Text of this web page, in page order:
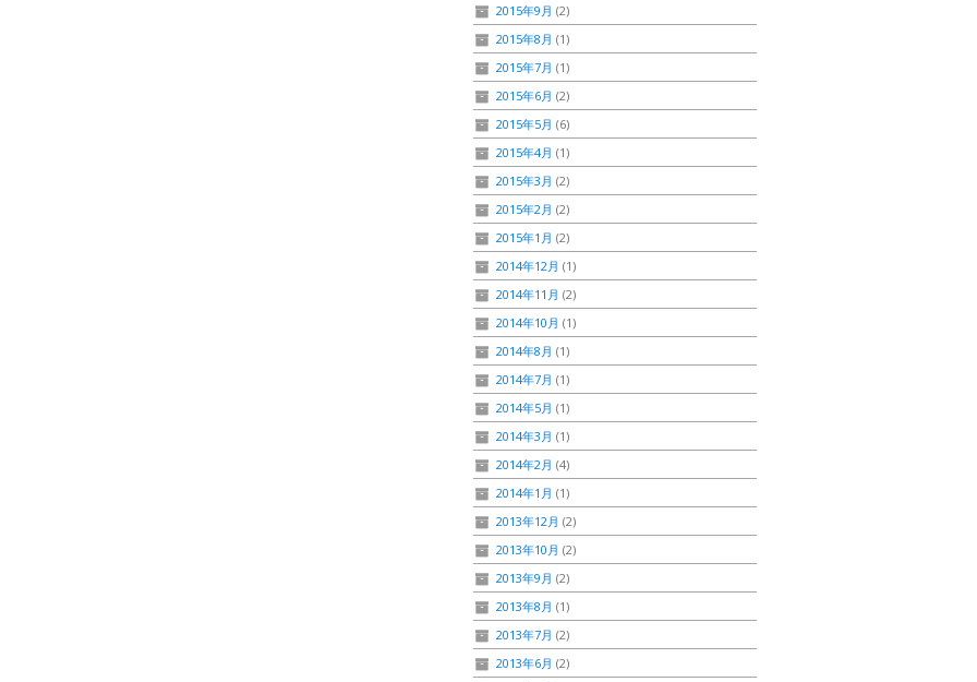
2015年9月 (2)
2015年8月 (1)
2015年7月 (1)
2015年6月 (2)
2015年5月 (6)
2015年4月 (1)
2015年3月 (2)
2015年2月 (2)
2015年1月 (2)
2014年12月 (1)
2014年11月 (2)
2014年10月 (1)
2014年8月 (1)
2014年7月 (1)
2014年5月 (1)
2014年3月 (1)
2014年2月 (4)
2014年1月 (1)
2013年12月 (2)
2013年10月 (2)
2013年9月 (2)
2013年8月 (1)
2013年7月 (2)
2013年6月 (2)